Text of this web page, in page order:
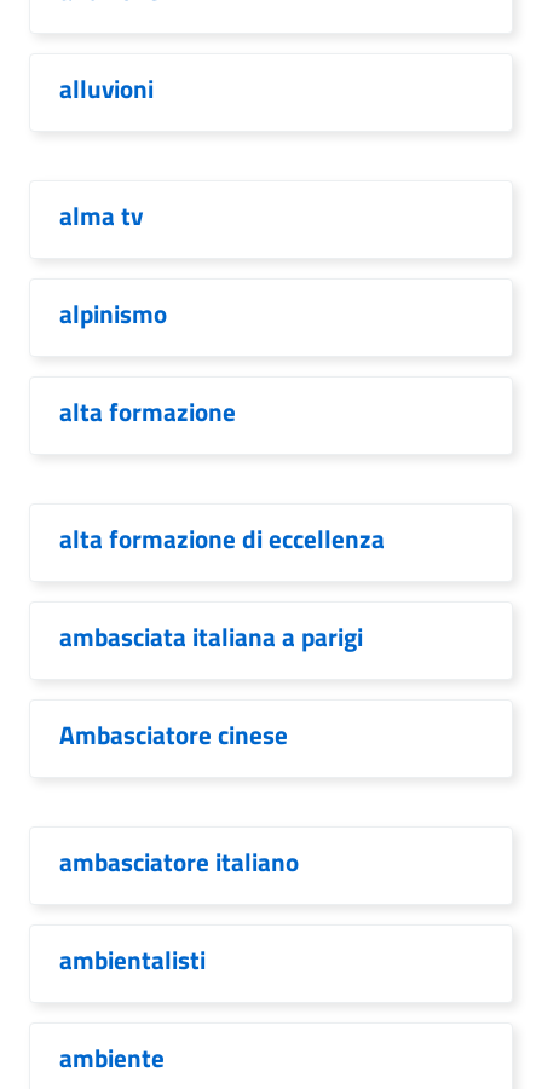
alluvioni
alma tv
alpinismo
alta formazione
alta formazione di eccellenza
ambasciata italiana a parigi
Ambasciatore cinese
ambasciatore italiano
ambientalisti
ambiente